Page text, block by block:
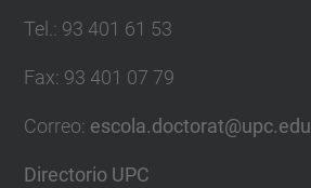
Tel.: 93 401 61 53
Fax: 93 401 07 79
Correo: escola.doctorat@upc.edu
Directorio UPC